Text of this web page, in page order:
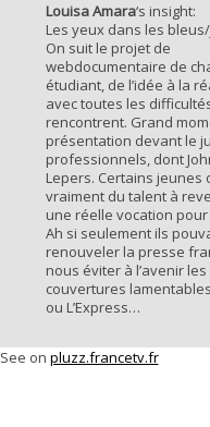
Louisa Amara‘s insight:
Les yeux dans les
On suit le projet de
webdocumentaire de
étudiant, de l’idée à la
avec toutes les
rencontrent. Grand
présentation devant le
professionnels, dont
Lepers. Certains jeunes
vraiment du talent à
une réelle vocation
Ah si seulement ils
renouveler la presse
nous éviter à l’avenir les
couvertures
ou L’Express…
See on pluzz.francetv.fr